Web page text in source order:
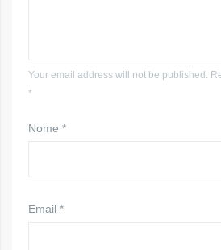
Your email address will not be published.
*
Nome *
Email *